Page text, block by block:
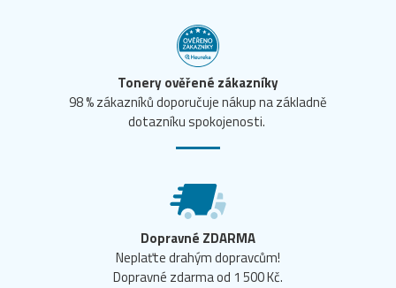
Tonery ověřené zákazníky
98 % zákazníků doporučuje nákup na základně
dotazníku spokojenosti.
Dopravné ZDARMA
Neplaťte drahým dopravcům!
Dopravné zdarma od 1 500 Kč.